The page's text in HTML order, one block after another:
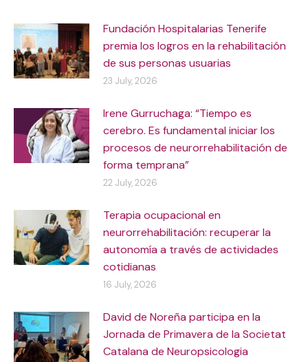
Fundación Hospitalarias Tenerife
premia los logros en la rehabilitación
de sus personas usuarias
23 July, 2026
Irene Gurruchaga: “Tiempo es
cerebro. Es fundamental iniciar los
procesos de neurorrehabilitación de
forma temprana”
22 July, 2026
Terapia ocupacional en
neurorrehabilitación: recuperar la
autonomía a través de actividades
cotidianas
16 July, 2026
David de Noreña participa en la
Jornada de Primavera de la Societat
Catalana de Neuropsicologia